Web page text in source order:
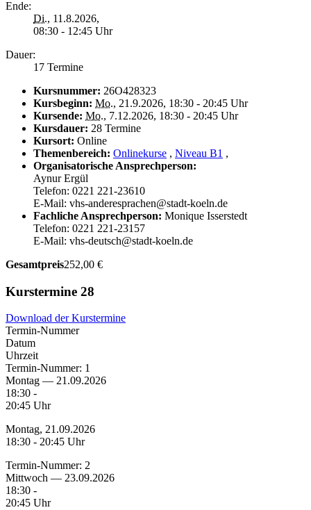
Ende:
Di., 11.8.2026,
08:30 - 12:45 Uhr
Dauer:
17 Termine
Kursnummer: 26O428323
Kursbeginn: Mo., 21.9.2026, 18:30 - 20:45 Uhr
Kursende: Mo., 7.12.2026, 18:30 - 20:45 Uhr
Kursdauer: 28 Termine
Kursort: Online
Themenbereich: Onlinekurse , Niveau B1 ,
Organisatorische Ansprechperson:
Aynur Ergül
Telefon: 0221 221-23610
E-Mail: vhs-anderesprachen@stadt-koeln.de
Fachliche Ansprechperson: Monique Isserstedt
Telefon: 0221 221-23157
E-Mail: vhs-deutsch@stadt-koeln.de
Gesamtpreis252,00 €
Kurstermine 28
Download der Kurstermine
Termin-Nummer
Datum
Uhrzeit
Termin-Nummer: 1
Montag — 21.09.2026
18:30 -
20:45 Uhr
Montag, 21.09.2026
18:30 - 20:45 Uhr
Termin-Nummer: 2
Mittwoch — 23.09.2026
18:30 -
20:45 Uhr